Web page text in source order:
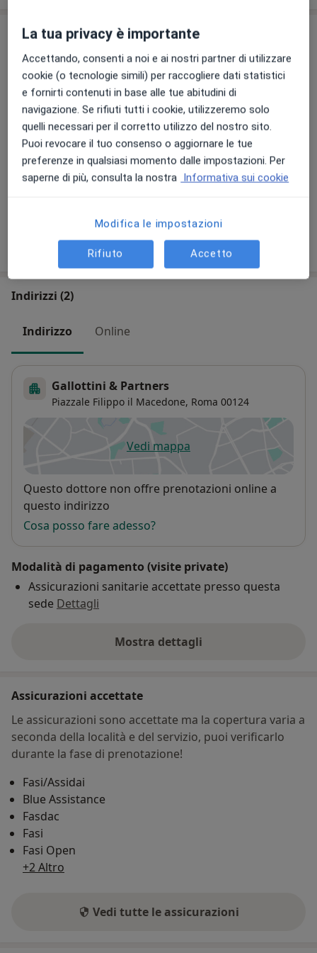
Prestazioni e prezzi
Visita dentistica
200 € Dettagli
Anestesia generale
200 € Dettagli
Consulenza online
100 € Dettagli
Come funzionano i prezzi?
Indirizzi (2)
Indirizzo Online
Gallottini & Partners
Piazzale Filippo il Macedone, Roma 00124
Vedi mappasi apre in una nuova scheda
Disponibilità
Questo dottore non offre prenotazioni online a
questo indirizzo
Cosa posso fare adesso?
Modalità di pagamento (visite private)
Assicurazioni sanitarie accettate presso questa
sede Dettagli
Mostra dettagli
sull'indirizzo
Assicurazioni accettate
Le assicurazioni sono accettate ma la copertura varia a
seconda della località e del servizio, puoi verificarlo
durante la fase di prenotazione!
Fasi/Assidai
Blue Assistance
Fasdac
Fasi
Fasi Open
+2 Altro
Vedi tutte le assicurazioni
La tua privacy è importante
Accettando, consenti a noi e ai nostri partner di utilizzare
cookie (o tecnologie simili) per raccogliere dati statistici
e fornirti contenuti in base alle tue abitudini di
navigazione. Se rifiuti tutti i cookie, utilizzeremo solo
quelli necessari per il corretto utilizzo del nostro sito.
Puoi revocare il tuo consenso o aggiornare le tue
preferenze in qualsiasi momento dalle impostazioni. Per
saperne di più, consulta la nostra Informativa sui cookie
Modifica le impostazioni
Rifiuto Accetto